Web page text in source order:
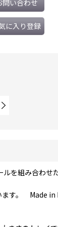
問い合わせ
に入り登録
組み合わ
。 Made in